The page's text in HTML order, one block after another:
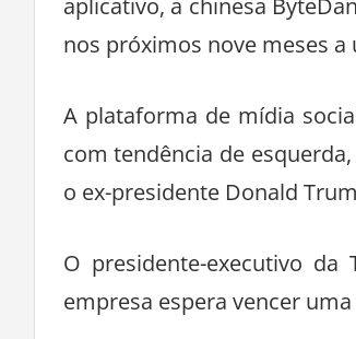
aplicativo, a chinesa
nos próximos nove meses a
A plataforma de mídia
com tendência de
o ex-presidente Donald
O presidente-executivo
empresa espera vencer